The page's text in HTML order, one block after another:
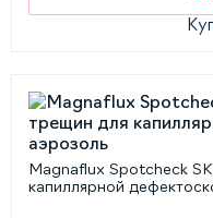
Magnaflux Spotcheck
капиллярной